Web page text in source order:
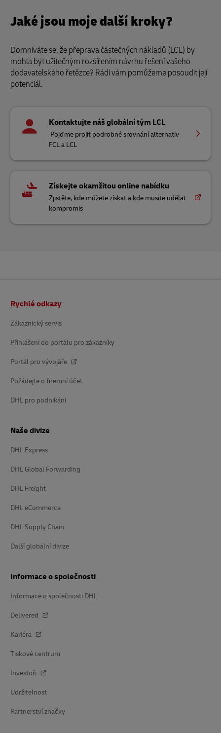
Jaké jsou moje další kroky?
Domníváte se, že přeprava částečných nákladů (LCL) by
mohla být užitečným rozšířením návrhu řešení vašeho
dodavatelského řetězce? Rádi vám pomůžeme posoudit její
potenciál.
Kontaktujte náš globální tým LCL
Pojďme projít podrobné srovnání alternativ
FCL a LCL
Získejte okamžitou online nabídku
Zjistěte, kde můžete získat a kde musíte udělat
kompromis
Rychlé odkazy
Zákaznický servis
Přihlášení do portálu pro zákazníky
Portál pro vývojáře
Požádejte o firemní účet
DHL pro podnikání
Naše divize
DHL Express
DHL Global Forwarding
DHL Freight
DHL eCommerce
DHL Supply Chain
Další globální divize
Informace o společnosti
Informace o společnosti DHL
Delivered
Kariéra
Tiskové centrum
Investoři
Udržitelnost
Partnerství značky